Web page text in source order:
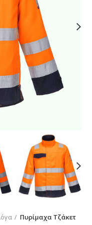
Πυρίμαχα Τζάκετ